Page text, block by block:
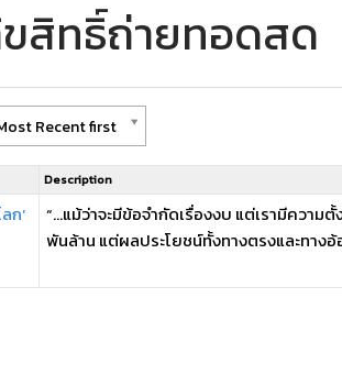
สิทธิ์ถ่ายทอดสด
Recent first
Description
ก’
“…แม้ว่าจะมีข้อจำกัดเรื่องงบ แต่เรามีความ
พันล้าน แต่ผลประโยชน์ทั้งทางตรงและทาง